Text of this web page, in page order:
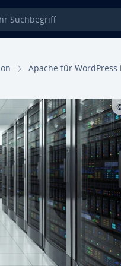
Such­be­griff
Apache für